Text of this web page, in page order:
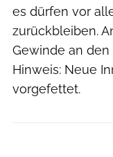
es dürfen vor
zurückbleiben.
Gewinde an
Hinweis: Neue
vorgefettet.